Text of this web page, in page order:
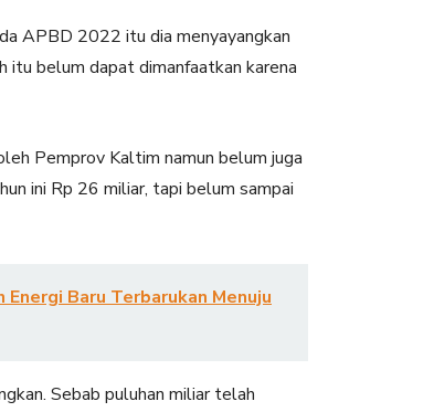
APBD 2022 itu dia menyayangkan
itu belum dapat dimanfaatkan karena
Pemprov Kaltim namun belum juga
ini Rp 26 miliar, tapi belum sampai
Baru Terbarukan Menuju
Sebab puluhan miliar telah